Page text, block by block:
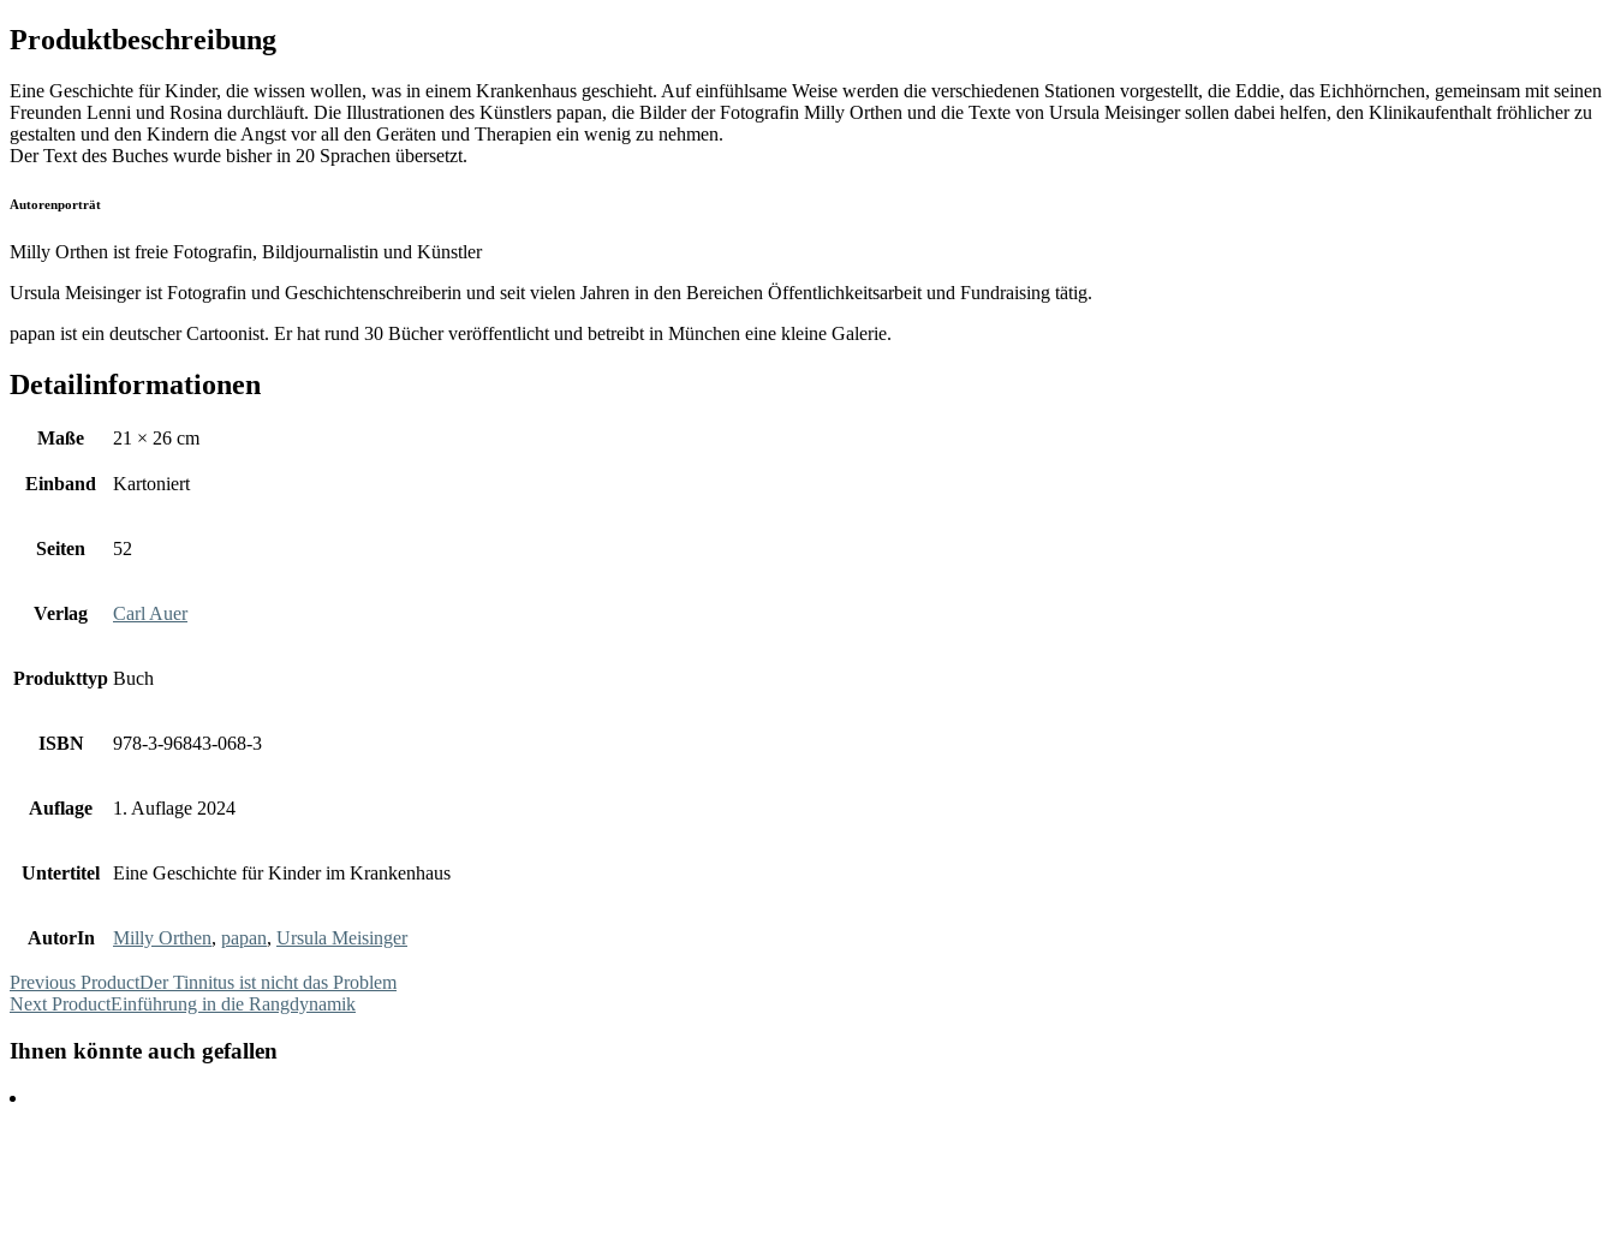
Produktbeschreibung
Eine Geschichte für Kinder, die wissen wollen, was in einem Krankenhaus geschieht. Auf einfühlsame Weise werden die verschiedenen Stationen vorgestellt, die Eddie, das Eichhörnchen, gemeinsam mit seinen
Freunden Lenni und Rosina durchläuft. Die Illustrationen des Künstlers papan, die Bilder der Fotografin Milly Orthen und die Texte von Ursula Meisinger sollen dabei helfen, den Klinikaufenthalt fröhlicher zu
gestalten und den Kindern die Angst vor all den Geräten und Therapien ein wenig zu nehmen.
Der Text des Buches wurde bisher in 20 Sprachen übersetzt.
Autorenporträt
Milly Orthen ist freie Fotografin, Bildjournalistin und Künstler
Ursula Meisinger ist Fotografin und Geschichtenschreiberin und seit vielen Jahren in den Bereichen Öffentlichkeitsarbeit und Fundraising tätig.
papan ist ein deutscher Cartoonist. Er hat rund 30 Bücher veröffentlicht und betreibt in München eine kleine Galerie.
Detailinformationen
Maße 21 × 26 cm
Einband Kartoniert
Seiten 52
Verlag Carl Auer
Produkttyp Buch
ISBN 978-3-96843-068-3
Auflage 1. Auflage 2024
Untertitel Eine Geschichte für Kinder im Krankenhaus
AutorIn Milly Orthen, papan, Ursula Meisinger
Previous ProductDer Tinnitus ist nicht das Problem
Next ProductEinführung in die Rangdynamik
Ihnen könnte auch gefallen